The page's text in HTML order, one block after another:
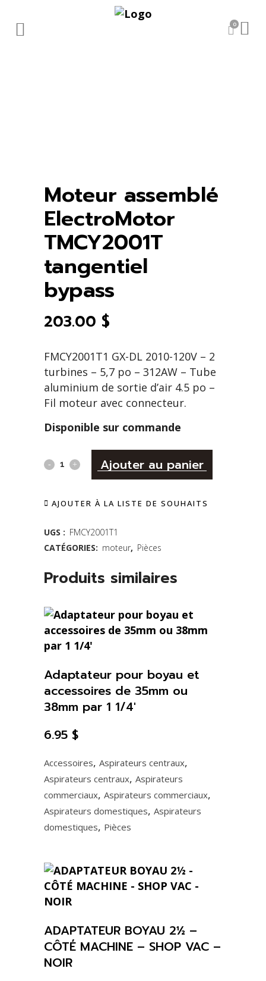
0
Moteur assemblé
ElectroMotor
TMCY2001T
tangentiel
bypass
203.00 $
FMCY2001T1 GX-DL 2010-120V – 2
turbines – 5,7 po – 312AW – Tube
aluminium de sortie d’air 4.5 po –
Fil moteur avec connecteur.
Disponible sur commande
Moteur
assemblé
ElectroMotor
TMCY2001T
tangentiel
bypass
Ajouter au panier
AJOUTER À LA LISTE DE SOUHAITS
UGS : FMCY2001T1
CATÉGORIES: moteur, Pièces
Produits similaires
Accessoires, Aspirateurs centraux,
Aspirateurs centraux, Aspirateurs
commerciaux, Aspirateurs commerciaux,
Aspirateurs domestiques, Aspirateurs
domestiques, Pièces
Adaptateur pour boyau et
accessoires de 35mm ou
38mm par 1 1/4′
6.95 $
ADAPTATEUR BOYAU 2½ –
CÔTÉ MACHINE – SHOP VAC –
NOIR